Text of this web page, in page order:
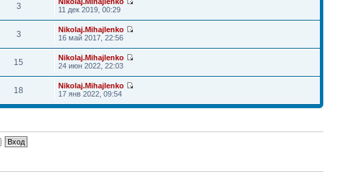
3
11 дек 2019, 00:29
3
Nikolaj.Mihajlenko
16 май 2017, 22:56
15
Nikolaj.Mihajlenko
24 июн 2022, 22:03
18
Nikolaj.Mihajlenko
17 янв 2022, 09:54